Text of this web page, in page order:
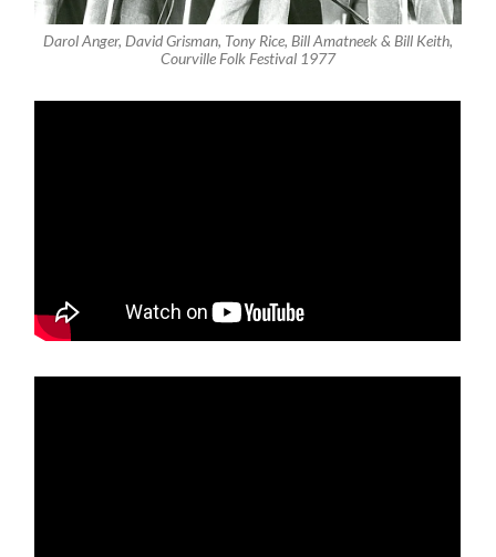
Darol Anger, David Grisman, Tony Rice, Bill Amatneek & Bill Keith,
Courville Folk Festival 1977